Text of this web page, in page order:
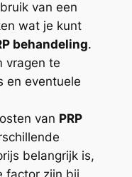
van een
wat je kunt
behandeling.
vragen te
en eventuele
van PRP
belangrijk is,
factor zijn bij